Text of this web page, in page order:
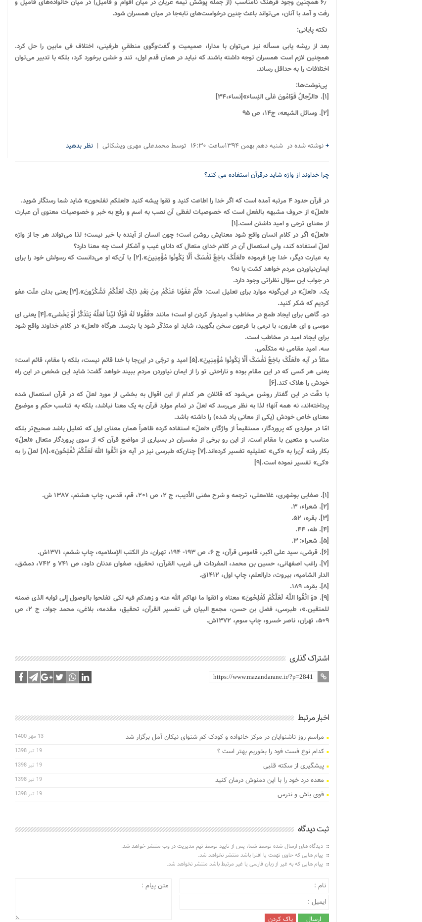
۶٫ همچنین وجود فرهنگ نامناسب (از جمله پوشش نیمه عریان در میان اقوام و فامیل) در میان خانواده‌های فامیل و
رفت و آمد با آنان، می‌تواند باعث چنین درخواست‌های نابه‌جا در میان همسران شود.
نکته پایانی:
بعد از ریشه یابی مسأله نیز می‌توان با مدارا، صمیمیت و گفت‌وگوی منطقیِ طرفینی، اختلاف فی مابین را حل کرد.
همچنین لازم است همسران توجه داشته باشند که نباید در همان قدم اول، تند و خشن برخورد کرد، بلکه با تدبیر می‌توان
اختلافات را به حداقل رساند.
پی‌نوشت‌ها:
[۱]. «الرِّجالُ قَوّامُونَ عَلَی النِساء»[نساء،۳۴]
[۲]. وسائل الشیعه، ج۱۴، ص ۹۵
+نوشته شده در شنبه دهم بهمن ۱۳۹۴ساعت ۱۶:۳۰ توسط محمدعلی مهری ویشکائی | نظر بدهید
چرا خداوند از واژه شاید درقرآن استفاده می کند؟
در قرآن حدود ۴ مرتبه آمده است که اگر خدا را اطاعت کنید و تقوا پیشه کنید «لعلکم تفلحون» شاید شما رستگار شوید.
«لعلّ» از حروف مشبهه بالفعل است که خصوصیات لفظى آن‏ نصب به اسم و رفع به خبر و خصوصیات معنوى آن‏ عبارت
از معناى ترجى و امید داشتن‏ است.[۱]
«لعلّ» اگر در کلام انسان واقع شود معنایش روشن است؛ چون انسان از آینده با خبر نیست؛ لذا می‌تواند هر جا از واژه
لعلّ استفاده کند، ولى استعمال آن در کلام خدای متعال که داناى غیب و آشکار است چه معنا دارد؟
به عبارت دیگر، خدا چرا فرموده «لَعَلَّکَ باخِعٌ نَفْسَکَ أَلَّا یَکُونُوا مُؤْمِنِینَ».[۲] با آن‌که او می‌دانست که رسولش خود را براى
ایمان‌نیاوردن مردم خواهد کشت یا نه؟
در جواب این سؤال نظراتی وجود دارد.
یک. «لعلّ» در این‌گونه موارد براى تعلیل است: «ثُمَّ عَفَوْنا عَنْکُمْ مِنْ بَعْدِ ذلِکَ لَعَلَّکُمْ تَشْکُرُونَ».[۳] یعنى بدان علّت عفو
کردیم که شکر کنید.
دو. گاهى براى ایجاد طمع در مخاطب و امیدوار کردن او است؛ مانند «فَقُولا لَهُ قَوْلًا لَیِّناً لَعَلَّهُ یَتَذَکَّرُ أَوْ یَخْشى»‏.[۴] یعنى ای
موسی و ای هارون، با نرمی با فرعون سخن بگویید، شاید او متذکّر شود یا بترسد. هرگاه «لعل» در کلام خداوند واقع شود
براى ایجاد امید در مخاطب است.
سه. امید مقامى نه متکلّمى.
مثلاً در آیه «لَعَلَّکَ باخِعٌ نَفْسَکَ أَلَّا یَکُونُوا مُؤْمِنِینَ».[۵] امید و ترجّى در این‌جا با خدا قائم نیست، بلکه با مقام، قائم است؛
یعنى هر کسى که در این مقام بوده و ناراحتى تو را از ایمان نیاوردن مردم ببیند خواهد گفت: شاید این شخص در این راه
خودش را هلاک کند.[۶]
با دقّت در این گفتار روشن می‌شود که قائلان هر کدام از این اقوال به بخشی از مورد لعلّ که در قرآن استعمال شده
پرداخته‌اند، نه همه آنها؛ لذا به نظر می‌رسد که لعلّ در تمام موارد قرآن به یک معنا نباشد، بلکه به تناسب حکم و موضوع
معنای خاص خودش (یکی از معانی یاد شده) را داشته باشد.
امّا در مواردی که پروردگار، مستقیماً از واژگان «لعلّ» استفاده کرده ظاهراً همان معنای اول که تعلیل باشد صحیح‌تر بلکه
مناسب و متعین با مقام است. از این رو برخی از مفسران در بسیاری از مواضع قرآن که از سوی پروردگار متعال «لعلّ»
بکار رفته آن‌را به «کى» تعلیلیه تفسیر کرده‌‏اند.[۷] چنان‌که طبرسی نیز در آیه «وَ اتَّقُوا اللهَ لَعَلَّکُمْ تُفْلِحُونَ»،[۸] لعلّ را به
«کی» تفسیر نموده است.[۹]
[۱]. صفایى بوشهری، غلامعلى‏، ترجمه و شرح مغنی الأدیب،‏ ج ۲، ص ۲۰۱، قم، قدس، چاپ هشتم، ۱۳۸۷ ش.
[۲]. شعراء، ۳.
[۳]. بقره، ۵۲.
[۴]. طه، ۴۴.
[۵]. شعراء: ۳.
[۶]. قرشی، سید علی اکبر، قاموس قرآن، ج ‏۶، ص ۱۹۳- ۱۹۴، تهران، دار الکتب الإسلامیه، چاپ ششم، ۱۳۷۱ش.
[۷]. راغب اصفهانى، حسین بن محمد، المفردات فی غریب القرآن، تحقیق، صفوان عدنان داود، ص ۷۴۱ و ۷۴۲، دمشق،
الدار الشامیه، بیروت، دارالعلم، چاپ اول، ۱۴۱۲ق.
[۸]. بقره، ۱۸۹.
[۹]. «وَ اتَّقُوا اللَّهَ لَعَلَّکُمْ تُفْلِحُونَ» معناه و اتقوا ما نهاکم الله عنه و زهدکم فیه لکی تفلحوا بالوصول إلى ثوابه الذی ضمنه
للمتقین.»، طبرسی، فضل بن حسن، مجمع البیان فی تفسیر القرآن، تحقیق، مقدمه، بلاغی، محمد جواد، ج ‏۲، ص
۵۰۹، تهران، ناصر خسرو، چاپ سوم، ۱۳۷۲ش.
اشتراک گذاری
اخبار مرتبط
مراسم روز ناشنوایان در مرکز خانواده و کودک کم شنوای نیکان آمل برگزار شد 13 مهر 1400
کدام نوع فست فود را بخوریم بهتر است ؟ 19 تیر 1398
پیشگیری از سکته قلبی 19 تیر 1398
معده درد خود را با این دمنوش درمان کنید 19 تیر 1398
قوی باش و نترس 19 تیر 1398
ثبت دیدگاه
دیدگاه های ارسال شده توسط شما، پس از تایید توسط تیم مدیریت در وب منتشر خواهد شد.
پیام هایی که حاوی تهمت یا افترا باشد منتشر نخواهد شد.
پیام هایی که به غیر از زبان فارسی یا غیر مرتبط باشد منتشر نخواهد شد.